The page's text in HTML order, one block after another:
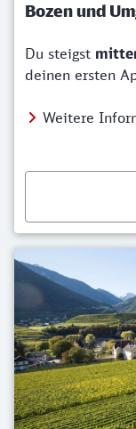
Bozen und
Du steigst
deinen ersten
Weitere